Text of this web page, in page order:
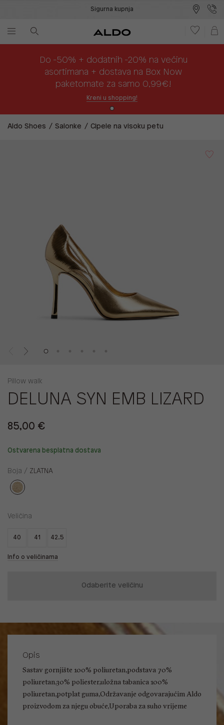
Sigurna kupnja
Do -50% + dodatnih -20% na većinu
asortimana + dostava na Box Now
paketomate za samo 0,99€!
Kreni u shopping!
Aldo Shoes Salonke Cipele na visoku petu
Pillow walk
DELUNA SYN EMB LIZARD
85,00 €
Ostvarena besplatna dostava
Boja / ZLATNA
Veličina
40 41 42.5
Info o veličinama
Odaberite veličinu
Opis
Sastav gornjište 100% poliuretan,podstava 70%
poliuretan,30% poliester,uložna tabanica 100%
poliuretan,potplat guma,Održavanje odgovarajućim Aldo
proizvodom za njegu obuće,Uporaba za suho vrijeme